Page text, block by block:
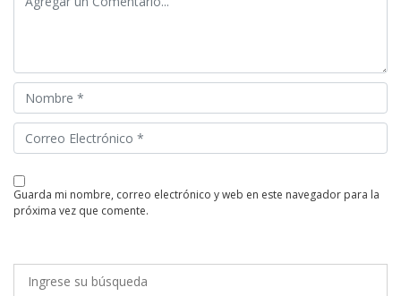
guarda mi nombre, correo electrónico y web en este navegador para la
próxima vez que comente.